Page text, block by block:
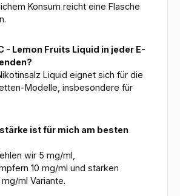
Konsum reicht eine Flasche
- Lemon Fruits Liquid in jeder E-
Liquid eignet sich für die
Modelle, insbesondere für
ist für mich am besten
wir 5 mg/ml,
10 mg/ml und starken
ml Variante.